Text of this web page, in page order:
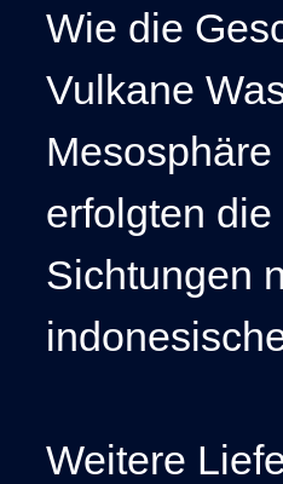
Wie die
Vulkane
erfolgten
Sichtungen
Weitere